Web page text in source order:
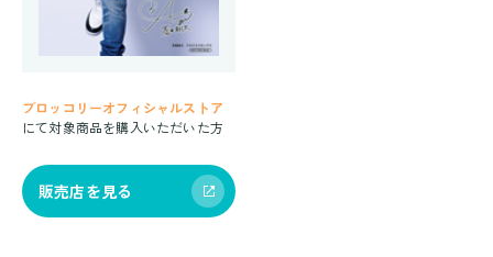
ブロッコリーオフィシャルストア
にて対象商品を購入いただいた方
販売店を見る